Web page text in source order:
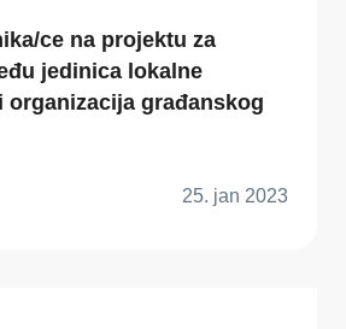
ce na projektu za
jedinica lokalne
organizacija građanskog
25. jan 2023